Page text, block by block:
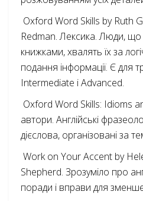
Oxford Word Skills by Ruth
Redman. Лексика. Люди,
книжками, хвалять їх за
подання інформації. Є для
Intermediate і Advanced.
Oxford Word Skills: Idioms
автори. Англійські
дієслова, організовані за
Work on Your Accent by
Shepherd. Зрозуміло про
поради і вправи для